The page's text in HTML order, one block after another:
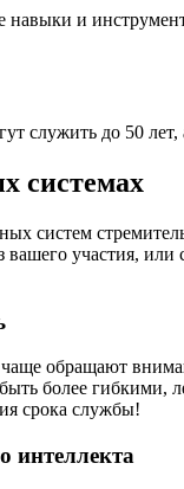
и
служить до 50
системах
участия,
обращают
более гибкими,
срока службы!
интеллекта